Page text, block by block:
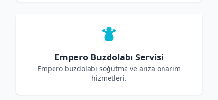
Empero Buzdolabı Servisi
Empero buzdolabı soğutma ve arıza onarım
hizmetleri.